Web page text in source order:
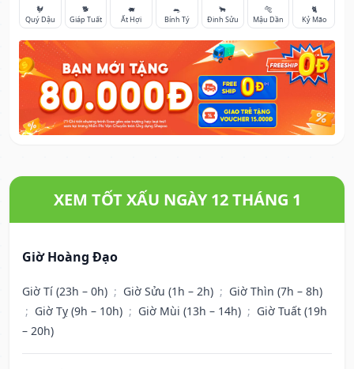
🐓
Quý Dậu
🐕
Giáp Tuất
🐖
Ất Hợi
🐀
Bính Tý
🐂
Đinh Sửu
🐅
Mậu Dần
🐈
Kỷ Mão
XEM TỐT XẤU NGÀY 12 THÁNG 1
Giờ Hoàng Đạo
Giờ Tí (23h – 0h) ; Giờ Sửu (1h – 2h) ; Giờ Thìn (7h – 8h)
; Giờ Tỵ (9h – 10h) ; Giờ Mùi (13h – 14h) ; Giờ Tuất (19h
– 20h)